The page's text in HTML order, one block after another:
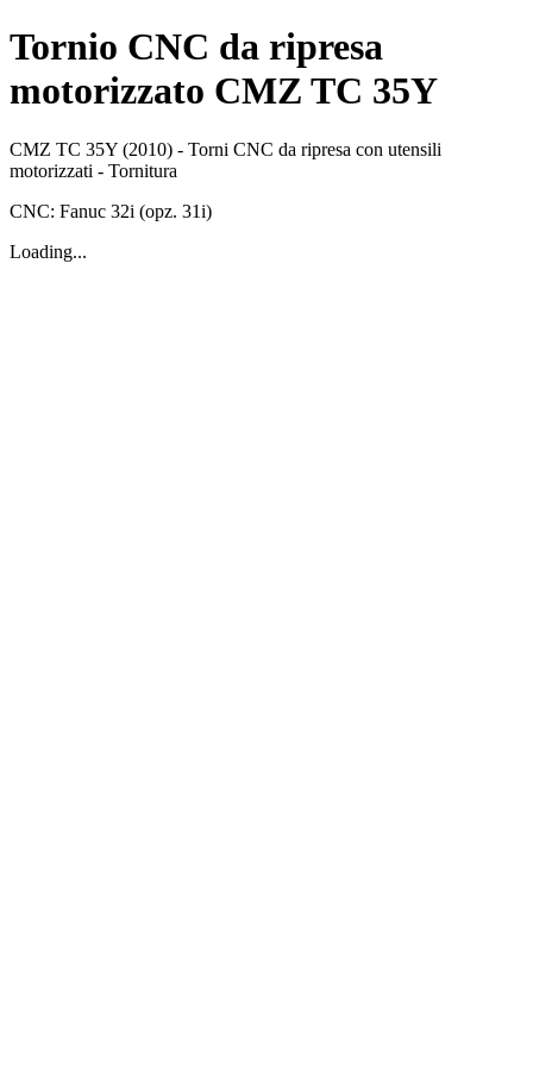
Tornio CNC da ripresa
motorizzato CMZ TC 35Y
CMZ TC 35Y (2010) - Torni CNC da ripresa con utensili
motorizzati - Tornitura
CNC: Fanuc 32i (opz. 31i)
Loading...